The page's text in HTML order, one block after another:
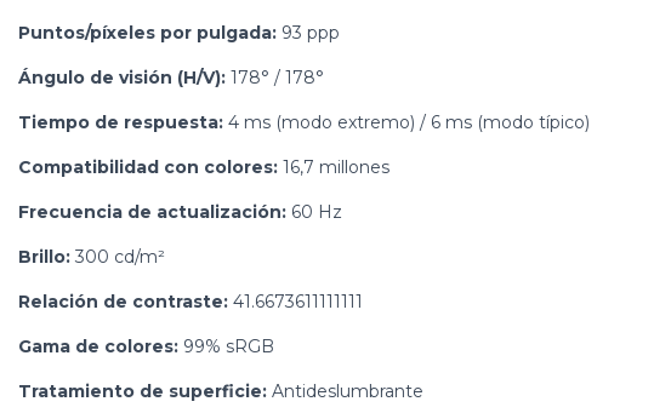
Puntos/píxeles por pulgada: 93 ppp
Ángulo de visión (H/V): 178° / 178°
Tiempo de respuesta: 4 ms (modo extremo) / 6 ms (modo típico)
Compatibilidad con colores: 16,7 millones
Frecuencia de actualización: 60 Hz
Brillo: 300 cd/m²
Relación de contraste: 41.6673611111111
Gama de colores: 99% sRGB
Tratamiento de superficie: Antideslumbrante